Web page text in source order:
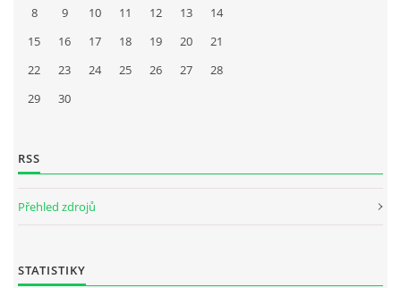
8
9 10 11 12 13
14
15
16 17 18 19 20
21
22
23 24 25 26 27
28
29
30
RSS
Přehled zdrojů
STATISTIKY